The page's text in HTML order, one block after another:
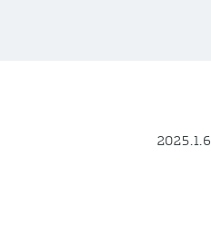
2025.1.6